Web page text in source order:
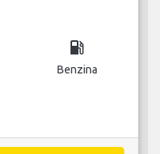
local_gas_station
Benzina